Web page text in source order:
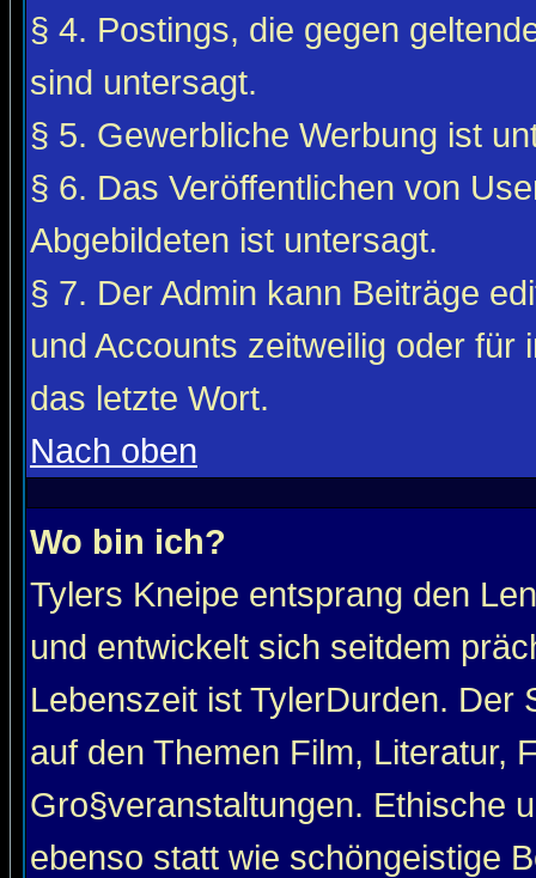
§ 4. Postings, die gegen
sind untersagt.
§ 5. Gewerbliche Werbung ist
§ 6. Das Veröffentlichen von
Abgebildeten ist untersagt.
§ 7. Der Admin kann Beiträge
und Accounts zeitweilig oder
das letzte Wort.
Nach oben
Wo bin ich?
Tylers Kneipe entsprang den
und entwickelt sich seitdem
Lebenszeit ist TylerDurden. Der
auf den Themen Film, Literatur,
Gro§veranstaltungen. Ethische
ebenso statt wie schöngeistige